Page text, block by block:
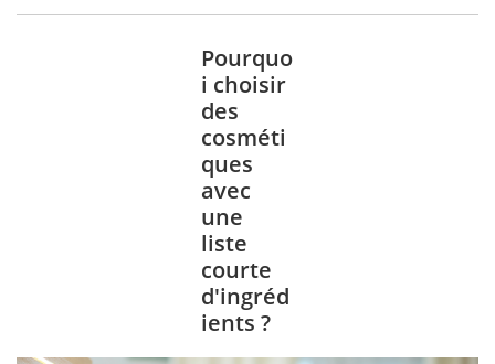
Pourquo
i choisir
des
cosméti
ques
avec
une
liste
courte
d'ingréd
ients ?